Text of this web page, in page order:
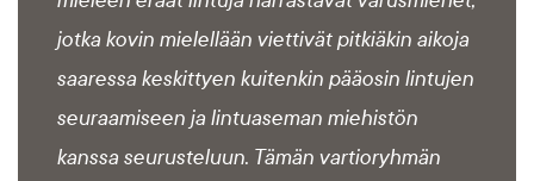
jotka kovin mielellään viettivät pitkiäkin aikoja
saaressa keskittyen kuitenkin pääosin lintujen
seuraamiseen ja lintuaseman miehistön
kanssa seurusteluun. Tämän vartioryhmän